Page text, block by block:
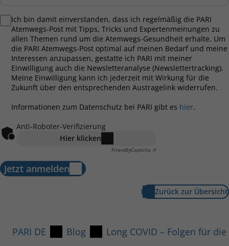
Ich bin damit einverstanden, dass ich regelmäßig die PARI
Atemwegs-Post mit Tipps, Tricks und Expertenmeinungen zu
allen Themen rund um die Atemwegs-Gesundheit erhalte. Um
die PARI Atemwegs-Post optimal auf meinen Bedarf und meine
Interessen anzupassen, gestatte ich PARI mit meiner
Einwilligung auch die Newsletteranalyse (Newslettertracking).
Meine Einwilligung kann ich jederzeit mit Wirkung für die
Zukunft über den entsprechenden Austragelink widerrufen.
Informationen zum Datenschutz bei PARI gibt es hier.
Anti-Roboter-Verifizierung
Hier klicken
FriendlyCaptcha ⇗
Jetzt anmelden
Zurück zur Übersicht
PARI DE Blog Long COVID – Folgen für